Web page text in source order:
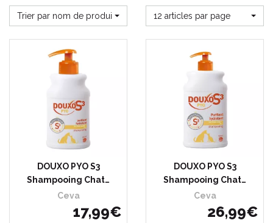
Trier par nom de produit 12 articles par page
DOUXO PYO S3
Shampooing Chat…
Ceva
17,99€
DOUXO PYO S3
Shampooing Chat…
Ceva
26,99€